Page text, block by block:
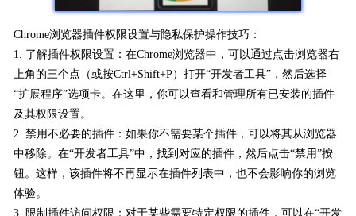
Chrome浏览器插件权限设置与隐私保护操作技巧：
1. 了解插件权限设置：在Chrome浏览器中，可以通过点击浏览器右
上角的三个点（或按Ctrl+Shift+P）打开“开发者工具”，然后选择
“扩展程序”选项卡。在这里，你可以查看和管理所有已安装的插件
及其权限设置。
2. 禁用不必要的插件：如果你不需要某个插件，可以将其从浏览器
中移除。在“开发者工具”中，找到对应的插件，然后点击“禁用”按
钮。这样，该插件将不再显示在插件列表中，也不会影响你的浏览
体验。
3. 限制插件访问权限：对于某些需要特定权限的插件，可以在“开发